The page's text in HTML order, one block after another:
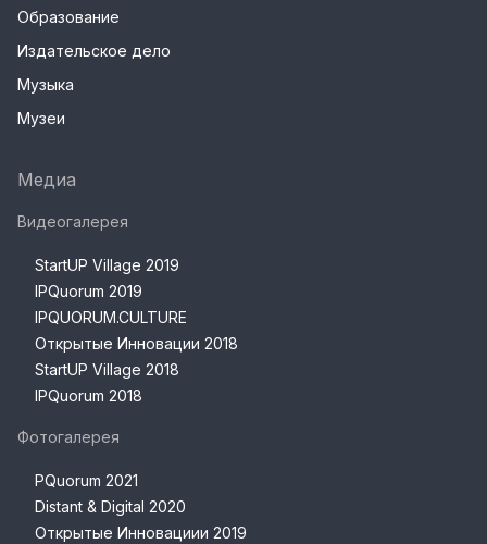
Образование
Издательское дело
Музыка
Музеи
Медиа
Видеогалерея
StartUP Village 2019
IPQuorum 2019
IPQUORUM.CULTURE
Открытые Инновации 2018
StartUP Village 2018
IPQuorum 2018
Фотогалерея
PQuorum 2021
Distant & Digital 2020
Открытые Инновациии 2019